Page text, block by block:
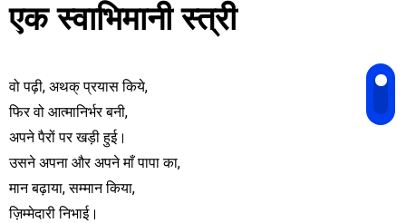
एक स्वाभिमानी स्त्री
वो पढ़ी, अथक् प्रयास किये,
फिर वो आत्मानिर्भर बनी,
अपने पैरों पर खड़ी हुई।
उसने अपना और अपने माँ पापा का,
मान बढ़ाया, सम्मान किया,
ज़िम्मेदारी निभाई।